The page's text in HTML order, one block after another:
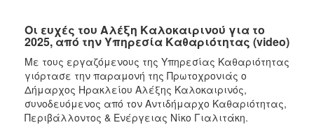
2022
2021
2020
2019
2018
Οι ευχές του Αλέξη Καλοκαιρινού για το
2025, από την Υπηρεσία Καθαριότητας (video)
Με τους εργαζόμενους της Υπηρεσίας Καθαριότητας
γιόρτασε την παραμονή της Πρωτοχρονιάς ο
Δήμαρχος Ηρακλείου Αλέξης Καλοκαιρινός,
συνοδευόμενος από τον Αντιδήμαρχο Καθαριότητας,
Περιβάλλοντος & Ενέργειας Νίκο Γιαλιτάκη.